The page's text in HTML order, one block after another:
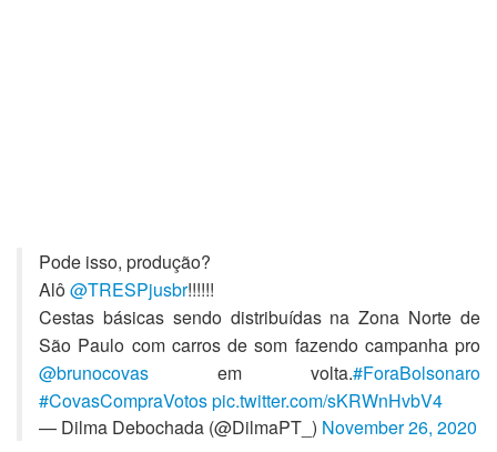
Pode isso, produção?
Alô@TRESPjusbr!!!!!!
Cestas básicas sendo distribuídas na Zona Norte de
São Paulo com carros de som fazendo campanha pro
@brunocovas em volta.#ForaBolsonaro
#CovasCompraVotospic.twitter.com/sKRWnHvbV4
— Dilma Debochada (@DilmaPT_) November 26, 2020